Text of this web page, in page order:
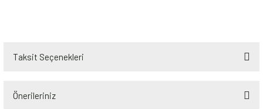
Taksit Seçenekleri
Önerileriniz